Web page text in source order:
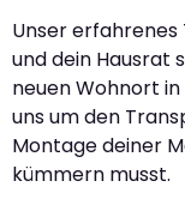
Unser erfahrenes
und dein Hausrat
neuen Wohnort
uns um den
Montage deiner
kümmern musst.